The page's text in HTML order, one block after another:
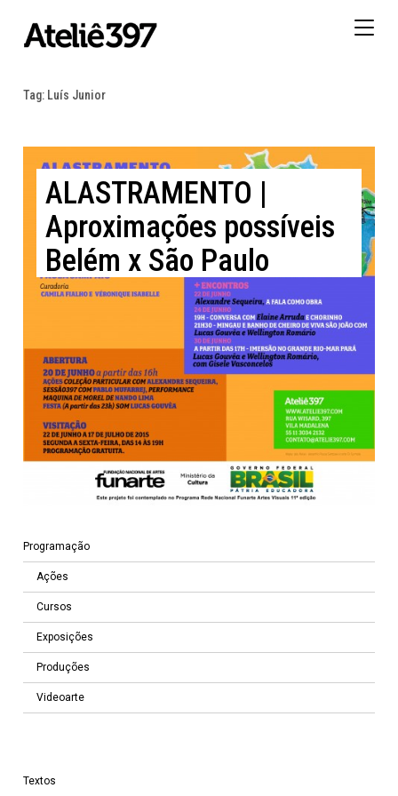
Tag: Luís Junior
ALASTRAMENTO |
Aproximações possíveis
Belém x São Paulo
Programação
Ações
Cursos
Exposições
Produções
Videoarte
Textos